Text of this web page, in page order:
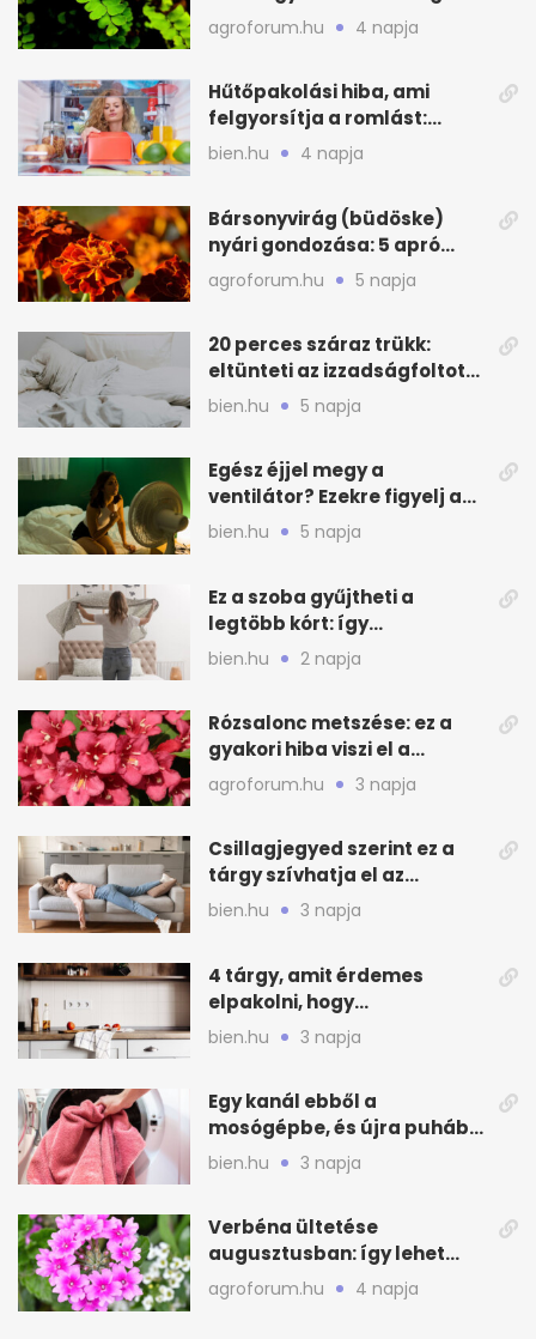
zöld
agroforum.hu 4 napja
Hűtőpakolási hiba, ami
felgyorsítja a romlást:
zónákra figyelj
bien.hu 4 napja
Bársonyvirág (büdöske)
nyári gondozása: 5 apró
lépés a dús virágzásért
agroforum.hu 5 napja
20 perces száraz trükk:
eltünteti az izzadságfoltot
és a szagot a matracról
bien.hu 5 napja
Egész éjjel megy a
ventilátor? Ezekre figyelj a
hőségben alvásnál
bien.hu 5 napja
Ez a szoba gyűjtheti a
legtöbb kórt: így
mélytisztítsd otthon
bien.hu 2 napja
Rózsalonc metszése: ez a
gyakori hiba viszi el a
virágzást
agroforum.hu 3 napja
Csillagjegyed szerint ez a
tárgy szívhatja el az
otthonod energiáját
bien.hu 3 napja
4 tárgy, amit érdemes
elpakolni, hogy
hűvösebbnek tűnjön a lakás
bien.hu 3 napja
Egy kanál ebből a
mosógépbe, és újra puhább
lesz a törölköző
bien.hu 3 napja
Verbéna ültetése
augusztusban: így lehet
még idén virágos a kert
agroforum.hu 4 napja